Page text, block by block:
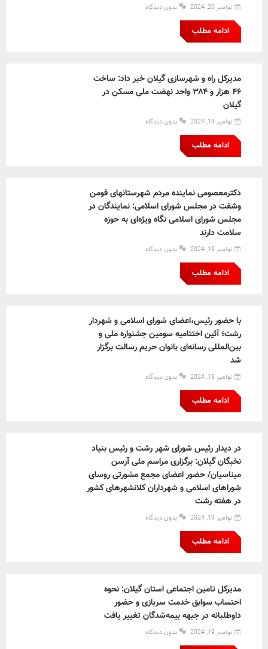
نوامبر 20, 2024 بدون دیدگاه
ادامه مطلب
مدیرکل راه و شهرسازی گیلان خبر داد: ساخت
۴۶ هزار و ۳۸۴ واحد نهضت ملی مسکن در
گیلان
نوامبر 19, 2024 بدون دیدگاه
ادامه مطلب
دکترمعصومی نماینده مردم شهرستانهای فومن
وشفت در مجلس شورای اسلامی: نمایندگان در
مجلس شورای اسلامی نگاه ویژه‌ای به حوزه
سلامت دارند
نوامبر 19, 2024 بدون دیدگاه
ادامه مطلب
با حضور رئیس،اعضای شورای اسلامی و شهردار
رشت؛ آئین اختتامیه سومین جشنواره ملی و
بین‌المللی رسانه‌ای بانوان حریم رسالت برگزار
شد
نوامبر 19, 2024 بدون دیدگاه
ادامه مطلب
در دیدار رئیس شورای شهر رشت و رئیس بنیاد
نخبگان گیلان: برگزاری مراسم ملی آرسن
میناسیان/ حضور اعضای مجمع مشورتی روسای
شوراهای اسلامی و شهرداران کلانشهرهای کشور
در هفته رشت
نوامبر 19, 2024 بدون دیدگاه
ادامه مطلب
مدیرکل تامین اجتماعی استان گیلان: نحوه
احتساب سوابق خدمت سربازی و حضور
داوطلبانه در جبهه بیمه‌شدگان تغییر یافت
نوامبر 19, 2024 بدون دیدگاه